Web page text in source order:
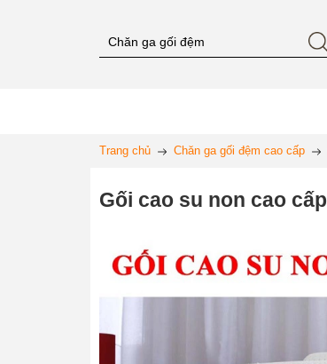
Trang chủ Chăn ga gối đệm cao cấp
Gối cao su non cao cấp